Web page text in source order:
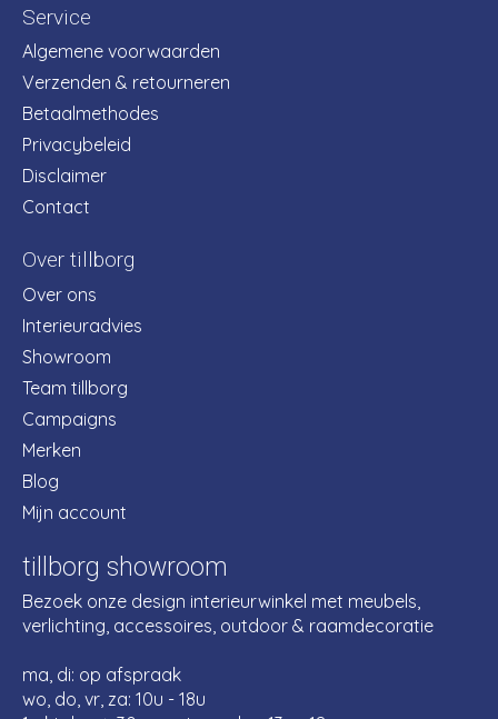
Service
Algemene voorwaarden
Verzenden & retourneren
Betaalmethodes
Privacybeleid
Disclaimer
Contact
Over tillborg
Over ons
Interieuradvies
Showroom
Team tillborg
Campaigns
Merken
Blog
Mijn account
tillborg showroom
Bezoek onze design interieurwinkel met meubels,
verlichting, accessoires, outdoor & raamdecoratie
ma, di: op afspraak
wo, do, vr, za: 10u - 18u